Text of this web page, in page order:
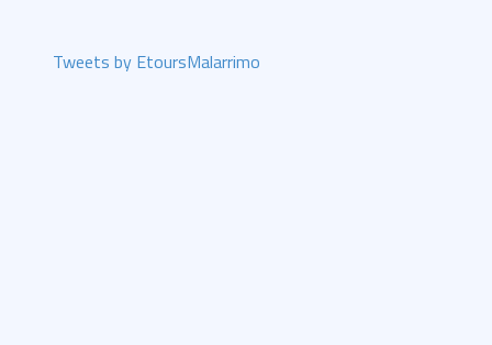
Tweets by EtoursMalarrimo